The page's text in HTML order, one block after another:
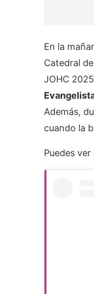
En la
Catedral
JOHC
Además,
cuando la
Puedes